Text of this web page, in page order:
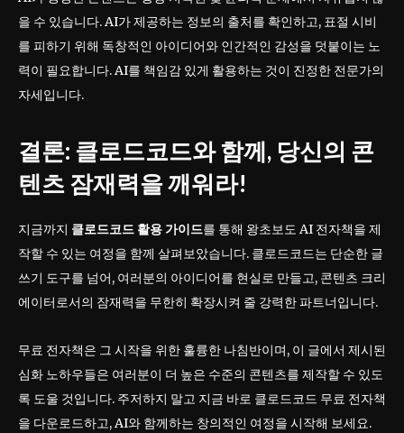
을 수 있습니다. AI가 제공하는 정보의 출처를 확인하고, 표절 시비
를 피하기 위해 독창적인 아이디어와 인간적인 감성을 덧붙이는 노
력이 필요합니다. AI를 책임감 있게 활용하는 것이 진정한 전문가의
자세입니다.
결론: 클로드코드와 함께, 당신의 콘
텐츠 잠재력을 깨워라!
지금까지 클로드코드 활용 가이드를 통해 왕초보도 AI 전자책을 제
작할 수 있는 여정을 함께 살펴보았습니다. 클로드코드는 단순한 글
쓰기 도구를 넘어, 여러분의 아이디어를 현실로 만들고, 콘텐츠 크리
에이터로서의 잠재력을 무한히 확장시켜 줄 강력한 파트너입니다.
무료 전자책은 그 시작을 위한 훌륭한 나침반이며, 이 글에서 제시된
심화 노하우들은 여러분이 더 높은 수준의 콘텐츠를 제작할 수 있도
록 도울 것입니다. 주저하지 말고 지금 바로 클로드코드 무료 전자책
을 다운로드하고, AI와 함께하는 창의적인 여정을 시작해 보세요.